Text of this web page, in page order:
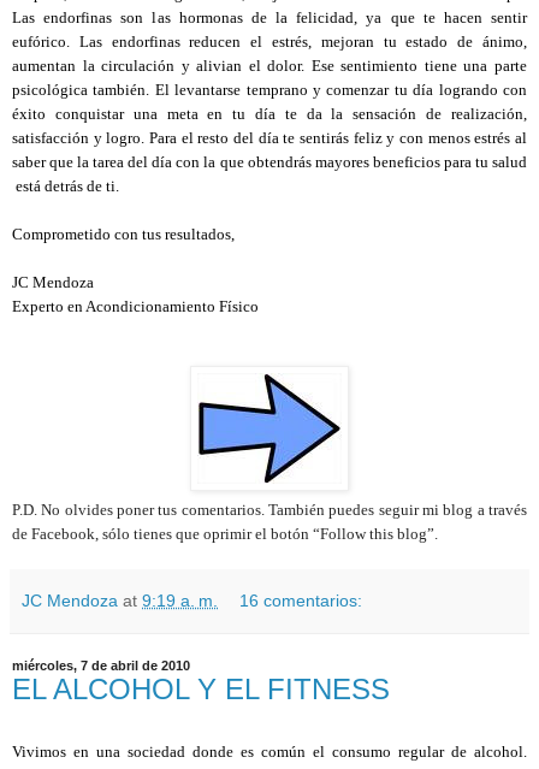
Las endorfinas son las hormonas de la felicidad, ya que te hacen sentir
eufórico. Las endorfinas reducen el estrés, mejoran tu estado de ánimo,
aumentan la circulación y alivian el dolor. Ese sentimiento tiene una parte
psicológica también. El levantarse temprano y comenzar tu día logrando con
éxito conquistar una meta en tu día te da la sensación de realización,
satisfacción y logro. Para el resto del día te sentirás feliz y con menos estrés al
saber que la tarea del día con la que obtendrás mayores beneficios para tu salud
está detrás de ti.
Comprometido con tus resultados,
JC Mendoza
Experto en Acondicionamiento Físico
P.D. No olvides poner tus comentarios. También puedes seguir mi blog a través
de Facebook, sólo tienes que oprimir el botón “Follow this blog”.
JC Mendoza at 9:19 a. m. 16 comentarios:
miércoles, 7 de abril de 2010
EL ALCOHOL Y EL FITNESS
Vivimos en una sociedad donde es común el consumo regular de alcohol.